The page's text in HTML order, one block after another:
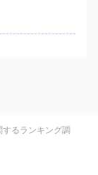
るランキング調